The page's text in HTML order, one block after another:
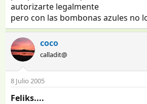
autorizarte legalmente
pero con las bombonas azules no
coco
calladit@
8 Julio 2005
Feliks....